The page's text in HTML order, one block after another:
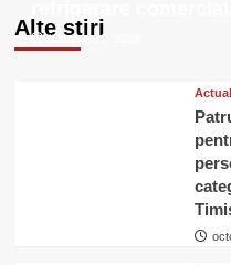
Alte stiri
ianuarie 23, 2026